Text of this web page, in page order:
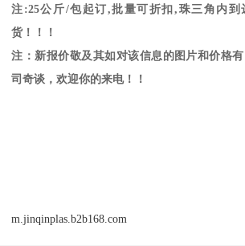
注 :25公斤/包起订,批量可折扣, 珠三角内到
货！！！
注：新报价敬及其如对该信息的图片和价格
司奇谈，欢迎你的来电！！
m.jinqinplas.b2b168.com